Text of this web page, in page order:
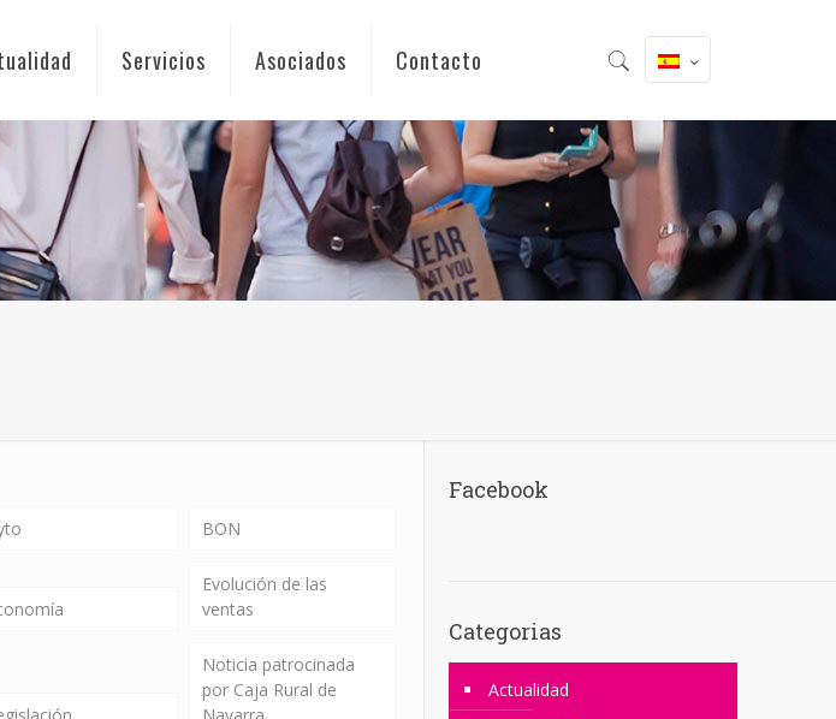
Servicios Asociados Contacto
BON
Evolución de las
ventas
Noticia patrocinada
por Caja Rural de
Navarra
Facebook
Categorias
Actualidad